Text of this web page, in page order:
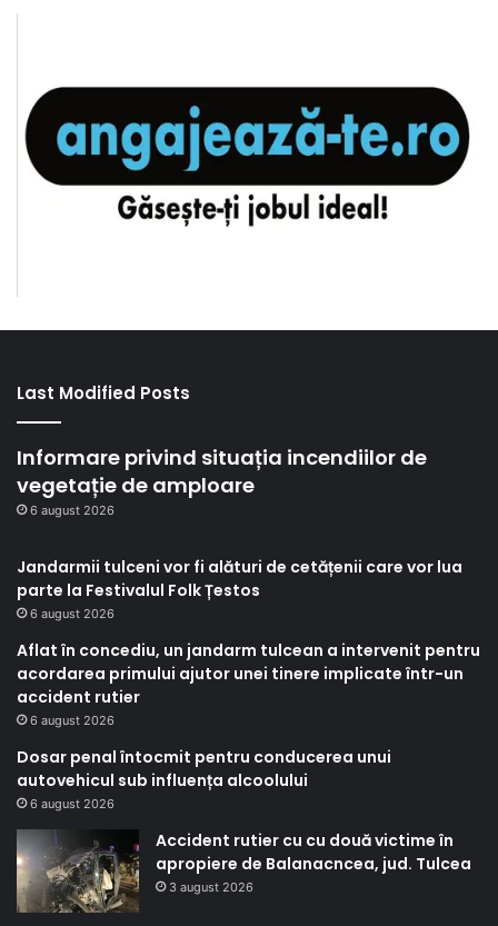
Last Modified Posts
Informare privind situația incendiilor de
vegetație de amploare
6 august 2026
Jandarmii tulceni vor fi alături de cetățenii care vor lua
parte la Festivalul Folk Țestos
6 august 2026
Aflat în concediu, un jandarm tulcean a intervenit pentru
acordarea primului ajutor unei tinere implicate într-un
accident rutier
6 august 2026
Dosar penal întocmit pentru conducerea unui
autovehicul sub influența alcoolului
6 august 2026
Accident rutier cu cu două victime în
apropiere de Balanacncea, jud. Tulcea
3 august 2026